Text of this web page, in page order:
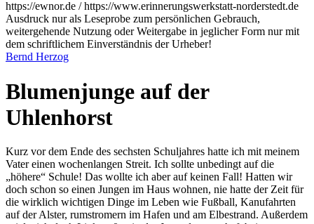
https://ewnor.de / https://www.erinnerungswerkstatt-norderstedt.de
Ausdruck nur als Leseprobe zum persönlichen Gebrauch,
weitergehende Nutzung oder Weitergabe in jeglicher Form nur mit
dem schriftlichem Einverständnis der Urheber!
Bernd Herzog
Blumenjunge auf der
Uhlenhorst
Kurz vor dem Ende des sechsten Schuljahres hatte ich mit meinem
Vater einen wochenlangen Streit. Ich sollte unbedingt auf die
höhere
Schule! Das wollte ich aber auf keinen Fall! Hatten wir
doch schon so einen Jungen im Haus wohnen, nie hatte der Zeit für
die wirklich wichtigen Dinge im Leben wie Fußball, Kanufahrten
auf der Alster, rumstromern im Hafen und am Elbestrand. Außerdem